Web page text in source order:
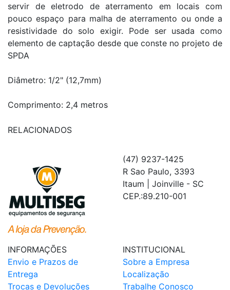
servir de eletrodo de aterramento em locais com
pouco espaço para malha de aterramento ou onde a
resistividade do solo exigir. Pode ser usada como
elemento de captação desde que conste no projeto de
SPDA
Diâmetro: 1/2" (12,7mm)
Comprimento: 2,4 metros
RELACIONADOS
(47) 9237-1425
R Sao Paulo, 3393
Itaum | Joinville - SC
CEP.:89.210-001
INFORMAÇÕES
Envio e Prazos de
Entrega
Trocas e Devoluções
INSTITUCIONAL
Sobre a Empresa
Localização
Trabalhe Conosco